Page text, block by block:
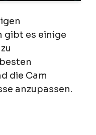
gibt es einige
die Cam
anzupassen.